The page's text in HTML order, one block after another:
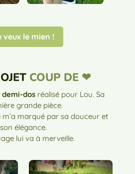
veux le mien !
COUP DE ❤
dos réalisé pour Lou. Sa
grande pièce.
marqué par sa douceur et
son élégance.
lui va à merveille.